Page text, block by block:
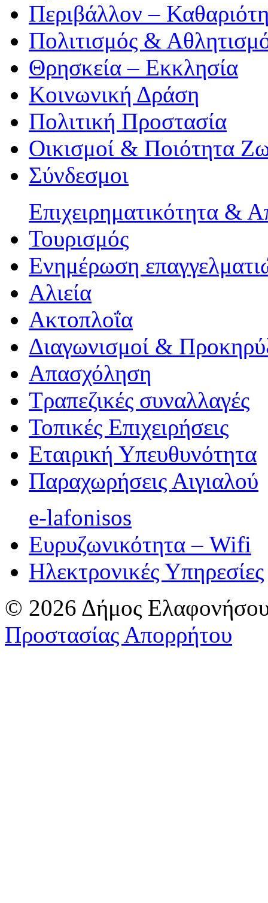
Περιβάλλον –
Πολιτισμός &
Θρησκεία – Εκκλησία
Κοινωνική Δράση
Πολιτική Προστασία
Οικισμοί & Ποιότητα
Σύνδεσμοι
Επιχειρηματικότητα &
Τουρισμός
Ενημέρωση
Αλιεία
Ακτοπλοΐα
Διαγωνισμοί &
Απασχόληση
Τραπεζικές συναλλαγές
Τοπικές Επιχειρήσεις
Εταιρική Υπευθυνότητα
Παραχωρήσεις Αιγιαλού
e-lafonisos
Ευρυζωνικότητα – Wifi
Ηλεκτρονικές Υπηρεσίες
© 2026 Δήμος
Προστασίας Απορρήτου